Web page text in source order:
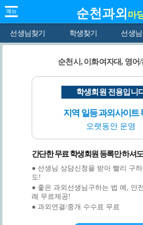
순천과외 마
선생님찾기 학생찾기 선생
순천시, 이화여자대, 영어/
학생회원 전용입니
지역 일등 과외사이트
오랫동안 운영
간단한 무료 학생회원 등록만 하셔도
● 선생님 상담신청을 받아 빨리 구
도!
● 좋은 과외선생님구하는 법 예, 안
례 무료제공!
● 과외연결/중개 수수료 무료